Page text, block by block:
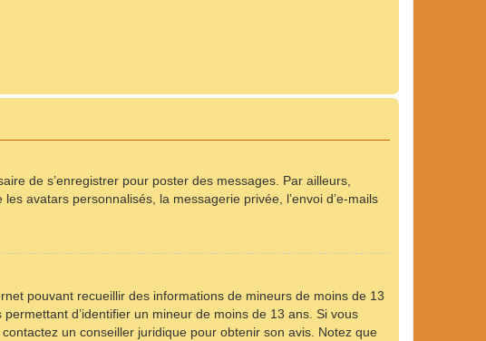
de s’enregistrer pour poster des messages. Par ailleurs,
avatars personnalisés, la messagerie privée, l’envoi d’e-mails
pouvant recueillir des informations de mineurs de moins de 13
d’identifier un mineur de moins de 13 ans. Si vous
un conseiller juridique pour obtenir son avis. Notez que